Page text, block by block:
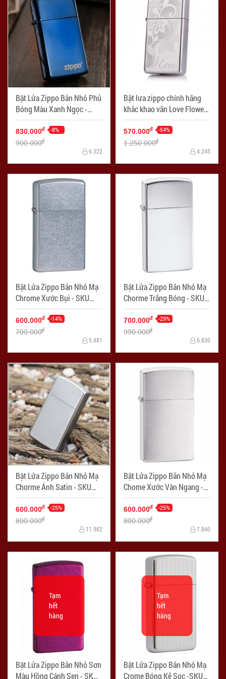
Bật Lửa Zippo Bản Nhỏ Phủ
Bóng Màu Xanh Ngọc -
Logo Zippo SKU 20494ZL –
Zippo Slim Sapphire Zippo
Logo - Mã SP: ZPC0822
830.000đ -8%
900.000đ
6.322
Bật lưa zippo chính hãng
khắc khao văn Love Flower -
Mã SP: ZPC0354
570.000đ -54%
1.250.000đ
4.245
Bật Lửa Zippo Bản Nhỏ Mạ
Chrome Xước Bụi - SKU
1607 – Zippo Slim Street
Chrome - Mã SP: ZPC0309
600.000đ -14%
700.000đ
5.481
Bật Lửa Zippo Bản Nhỏ Mạ
Chorme Trắng Bóng - SKU
1610 – Zippo Slim High
Polished Chrome - Mã SP:
ZPC0306
700.000đ -29%
990.000đ
6.830
Bật Lửa Zippo Bản Nhỏ Mạ
Chorme Ánh Satin - SKU
1605 – Zippo Slim Satin
Chrome - Mã SP: ZPC0304
600.000đ -25%
800.000đ
11.982
Bật Lửa Zippo Bản Nhỏ Mạ
Chome Xước Vân Ngang -
SKU 1600 – Zippo Slim
Brushed Chrome - Mã SP:
ZPC0102
600.000đ -25%
800.000đ
7.840
Bật Lửa Zippo Bản Nhỏ Sơn
Màu Hồng Cánh Sen - SKU
Tạm
hết
hàng
Bật Lửa Zippo Bản Nhỏ Mạ
Crome Bóng Kẻ Sọc -SKU
Tạm
hết
hàng